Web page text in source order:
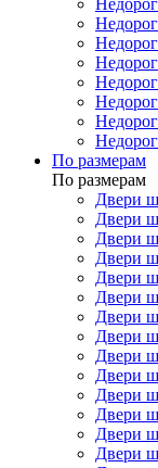
По размерам
По размерам
Двери
Двери
Двери
Двери
Двери
Двери
Двери
Двери
Двери
Двери
Двери
Двери
Двери
Двери